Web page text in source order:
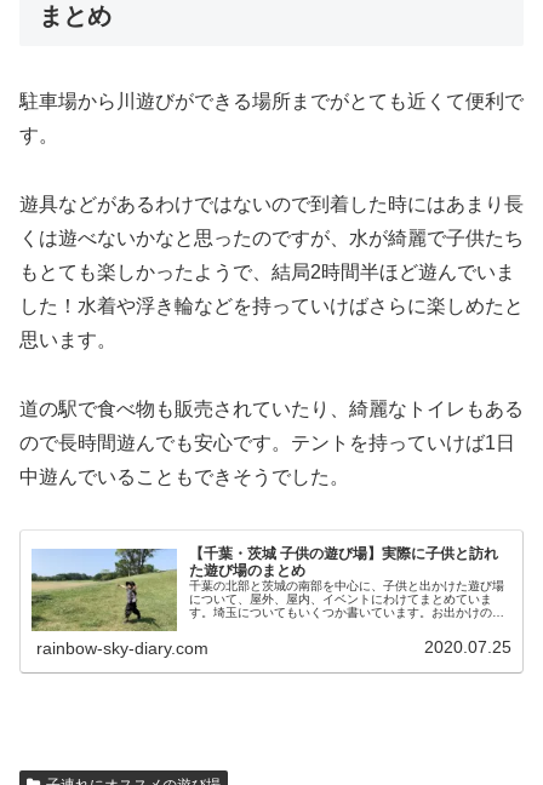
まとめ
駐車場から川遊びができる場所までがとても近くて便利で
す。
遊具などがあるわけではないので到着した時にはあまり長
くは遊べないかなと思ったのですが、水が綺麗で子供たち
もとても楽しかったようで、結局2時間半ほど遊んでいま
した！水着や浮き輪などを持っていけばさらに楽しめたと
思います。
道の駅で食べ物も販売されていたり、綺麗なトイレもある
ので長時間遊んでも安心です。テントを持っていけば1日
中遊んでいることもできそうでした。
【千葉・茨城 子供の遊び場】実際に子供と訪れ
た遊び場のまとめ
千葉の北部と茨城の南部を中心に、子供と出かけた遊び場
について、屋外、屋内、イベントにわけてまとめていま
す。埼玉についてもいくつか書いています。お出かけの参
rainbow-sky-diary.com 2020.07.25